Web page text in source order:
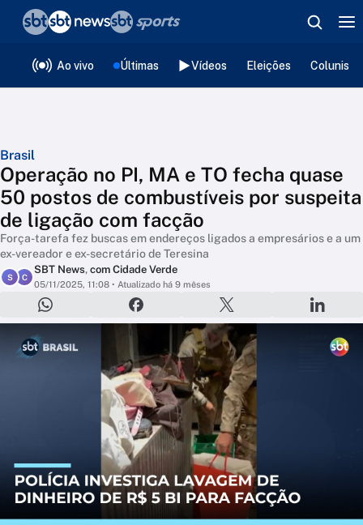
Ao vivo Últimas Vídeos Eleições
Brasil
Operação no PI, MA e TO fecha quase
50 postos de combustíveis por suspeita
de ligação com facção
Força-tarefa fez buscas em endereços ligados a empresários e a um
ex-vereador e ex-secretário de Teresina
S C
SBT News, com Cidade Verde
05/11/2025, 11:08 • Atualizado há 9 mêses
❮voltar
Editorias